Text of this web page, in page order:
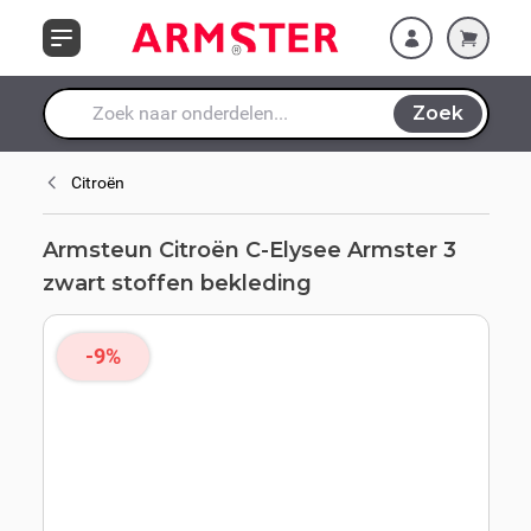
Waar ben je naar op zoek?
Zoek
bekleding
Citroën
Armsteun Citroën C-Elysee Armster 3
zwart stoffen bekleding
-9%